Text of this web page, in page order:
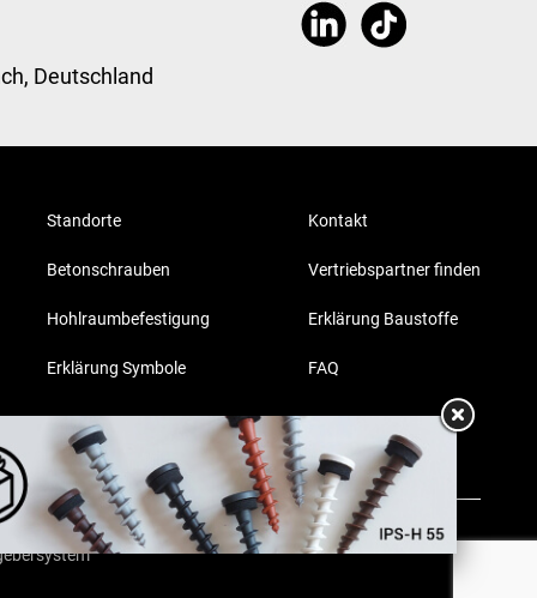
Deutschland
Standorte
Betonschrauben
Hohlraumbefestigung
Erklärung Symbole
Kontakt
Vertriebspartner finden
Erklärung Baustoffe
FAQ